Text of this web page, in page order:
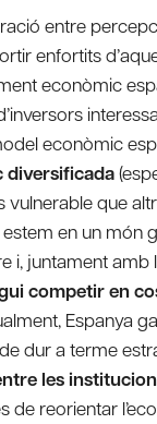
entre
enfortits
econòmic
econòmic
diversificada
que
estem en un
i, juntament
competir en
Espanya
de dur a terme
les
reorientar